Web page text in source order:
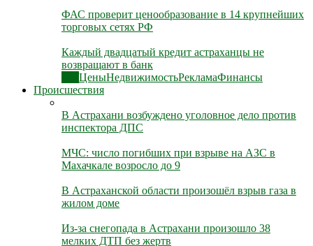
ФАС проверит ценообразование в 14 крупнейших
торговых сетях РФ
Каждый двадцатый кредит астраханцы не
возвращают в банк
ЦеныНедвижимостьРекламаФинансы
Происшествия
В Астрахани возбуждено уголовное дело против
инспектора ДПС
МЧС: число погибших при взрыве на АЗС в
Махачкале возросло до 9
В Астраханской области произошёл взрыв газа в
жилом доме
Из-за снегопада в Астрахани произошло 38
мелких ДТП без жертв